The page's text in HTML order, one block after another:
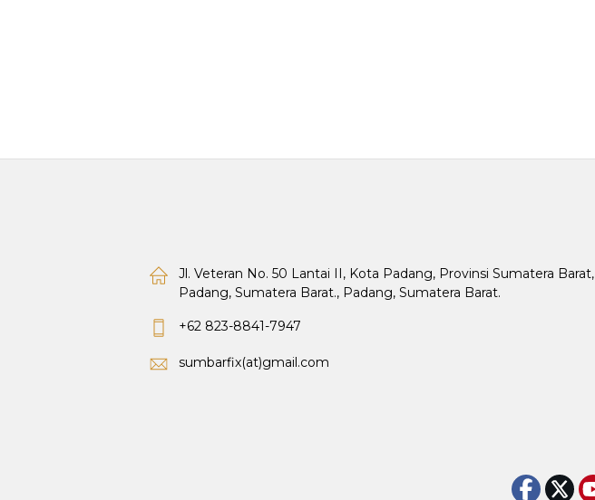
Jl. Veteran No. 50 Lantai II, Kota Padang, Provinsi Sumatera Barat,
Padang, Sumatera Barat., Padang, Sumatera Barat.
+62 823-8841-7947
sumbarfix(at)gmail.com